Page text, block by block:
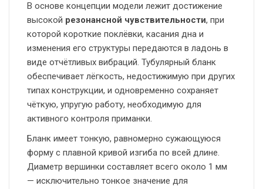
В основе концепции модели лежит достижение
высокой резонансной чувствительности, при
которой короткие поклёвки, касания дна и
изменения его структуры передаются в ладонь в
виде отчётливых вибраций. Тубулярный бланк
обеспечивает лёгкость, недостижимую при других
типах конструкции, и одновременно сохраняет
чёткую, упругую работу, необходимую для
активного контроля приманки.
Бланк имеет тонкую, равномерно сужающуюся
форму с плавной кривой изгиба по всей длине.
Диаметр вершинки составляет всего около 1 мм
— исключительно тонкое значение для